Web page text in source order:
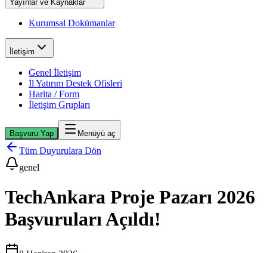
Yayınlar ve Kaynaklar
Kurumsal Dokümanlar
İletişim
Genel İletişim
İl Yatırım Destek Ofisleri
Harita / Form
İletişim Grupları
Başvuru Yap Menüyü aç
Tüm Duyurulara Dön
genel
TechAnkara Proje Pazarı 2026
Başvuruları Açıldı!